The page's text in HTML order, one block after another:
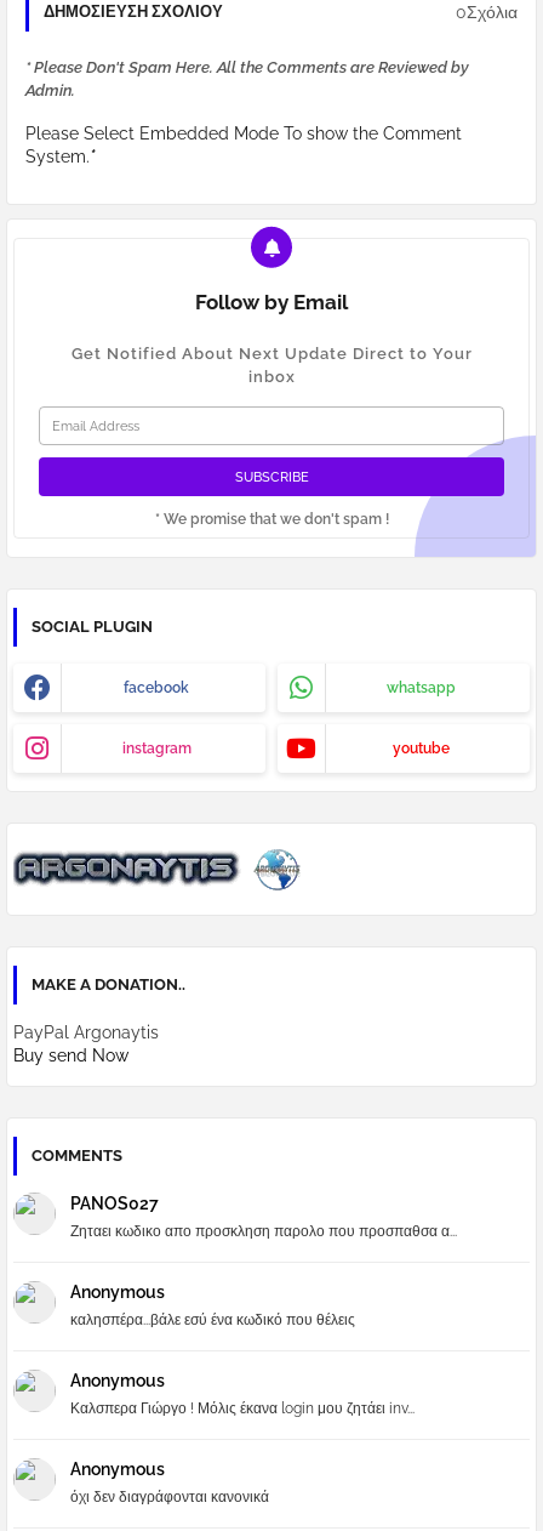
ΔΗΜΟΣΊΕΥΣΗ ΣΧΟΛΊΟΥ 0Σχόλια
* Please Don't Spam Here. All the Comments are Reviewed by
Admin.
Please Select Embedded Mode To show the Comment
System.*
Follow by Email
Get Notified About Next Update Direct to Your
inbox
* We promise that we don't spam !
SOCIAL PLUGIN
facebook whatsapp
instagram youtube
MAKE A DONATION..
PayPal Argonaytis
Buy send Now
COMMENTS
PANOS027
Ζηταει κωδικο απο προσκληση παρολο που προσπαθσα α...
Anonymous
καλησπέρα...βάλε εσύ ένα κωδικό που θέλεις
Anonymous
Καλσπερα Γιώργο ! Μόλις έκανα login μου ζητάει inv...
Anonymous
όχι δεν διαγράφονται κανονικά